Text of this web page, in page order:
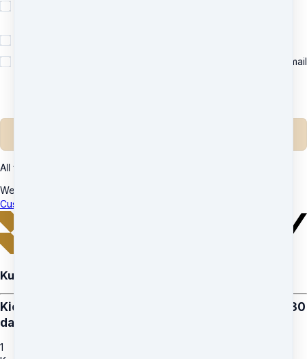
Yes, please send me important news and special offers via email
All transactions are secured using 256-bit encryption.
Welly AS
Customer service
Kurs
Kickstart: Få en treningsvane og bedre livsstil på 30
dager
1